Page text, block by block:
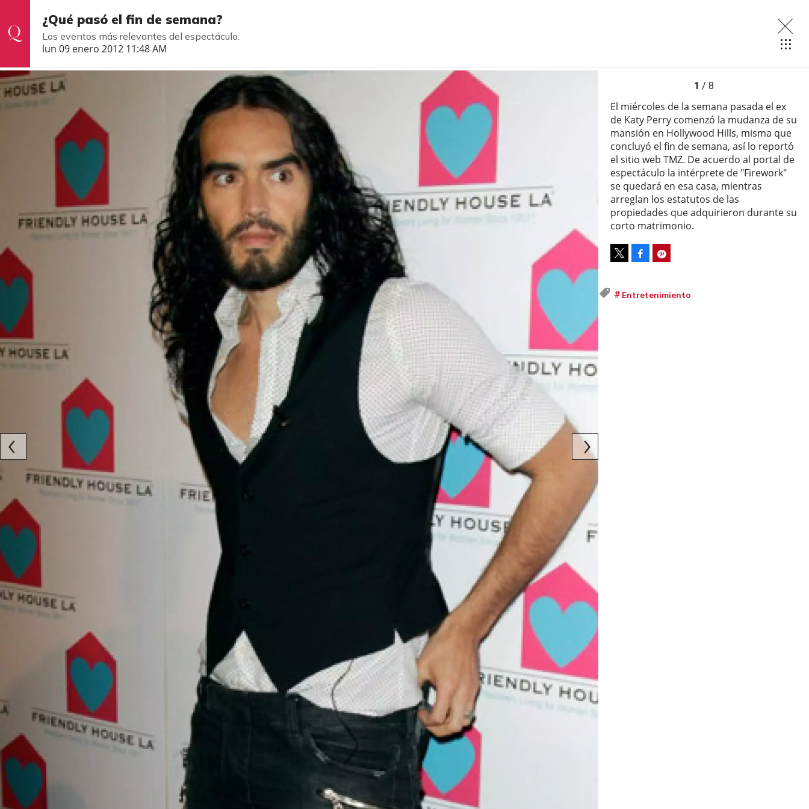
¿Qué pasó el fin de semana?
Los eventos más relevantes del espectáculo.
lun 09 enero 2012 11:48 AM
Entretenimiento
1 / 8
El miércoles de la semana pasada el ex
de Katy Perry comenzó la mudanza de su
mansión en Hollywood Hills, misma que
concluyó el fin de semana, así lo reportó
el sitio web TMZ. De acuerdo al portal de
espectáculo la intérprete de "Firework"
se quedará en esa casa, mientras
arreglan los estatutos de las
propiedades que adquirieron durante su
corto matrimonio.
Facebook